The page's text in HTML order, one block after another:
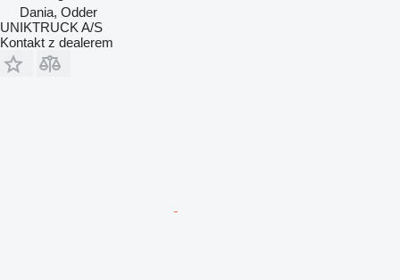
Dania, Odder
UNIKTRUCK A/S
Kontakt z dealerem